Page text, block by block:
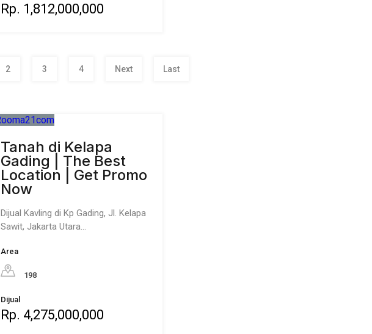
Rp. 1,812,000,000
2 3 4 Next Last
Tanah di Kelapa
Gading | The Best
Location | Get Promo
Now
Dijual Kavling di Kp Gading, Jl. Kelapa
Sawit, Jakarta Utara…
Area
198
Dijual
Rp. 4,275,000,000